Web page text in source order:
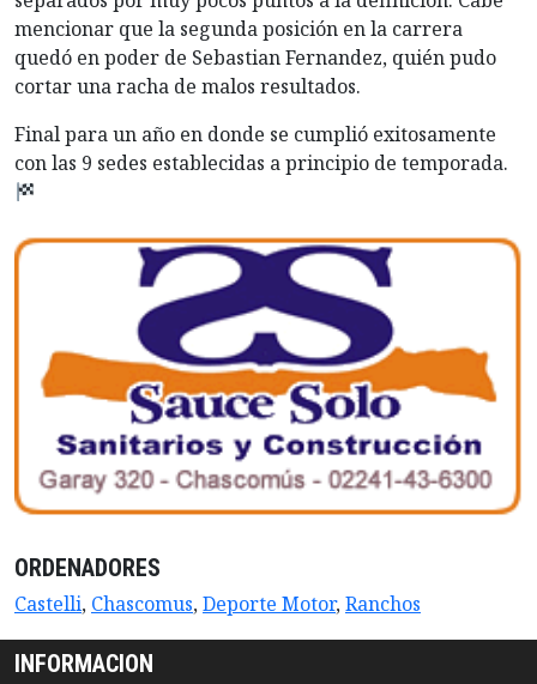
mencionar que la segunda posición en la carrera
quedó en poder de Sebastian Fernandez, quién pudo
cortar una racha de malos resultados.
Final para un año en donde se cumplió exitosamente
con las 9 sedes establecidas a principio de temporada.
ORDENADORES
Castelli, Chascomus,Deporte Motor,Ranchos
INFORMACION